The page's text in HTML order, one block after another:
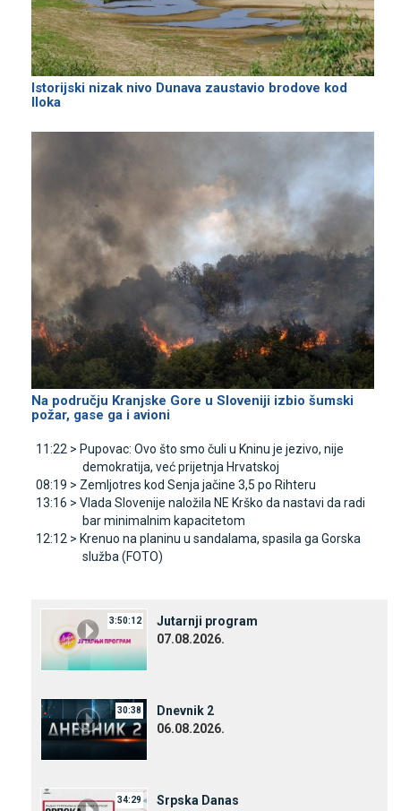
Istorijski nizak nivo Dunava zaustavio brodove kod
Iloka
Na području Kranjske Gore u Sloveniji izbio šumski
požar, gase ga i avioni
11:22 > Pupovac: Ovo što smo čuli u Kninu je jezivo, nije
demokratija, već prijetnja Hrvatskoj
08:19 > Zemljotres kod Senja jačine 3,5 po Rihteru
13:16 > Vlada Slovenije naložila NE Krško da nastavi da radi
bar minimalnim kapacitetom
12:12 > Krenuo na planinu u sandalama, spasila ga Gorska
služba (FOTO)
3:50:12
Јutarnji program
07.08.2026.
30:38
Dnevnik 2
06.08.2026.
34:29 Srpska Danas